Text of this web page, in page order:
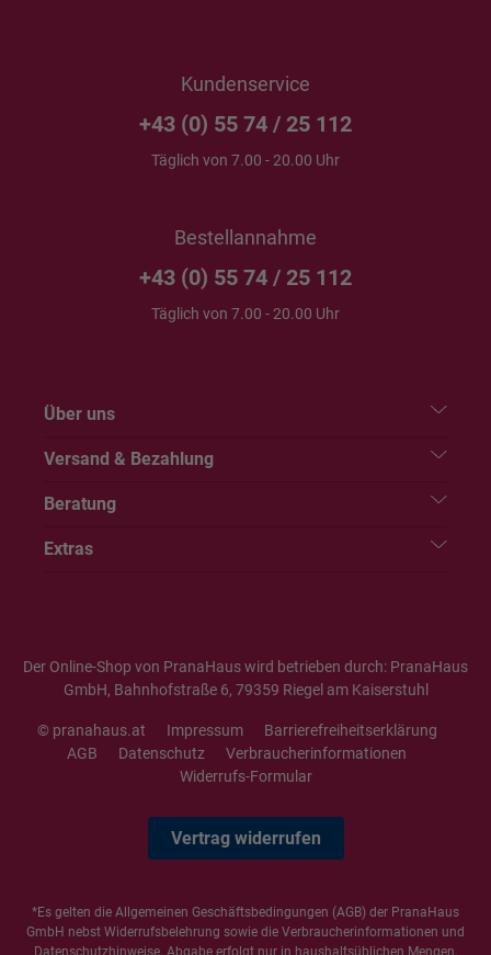
Kundenservice
+43 (0) 55 74 / 25 112
Täglich von 7.00 - 20.00 Uhr
Bestellannahme
+43 (0) 55 74 / 25 112
Täglich von 7.00 - 20.00 Uhr
Über uns
Versand & Bezahlung
Beratung
Extras
Der Online-Shop von PranaHaus wird betrieben durch: PranaHaus
GmbH, Bahnhofstraße 6, 79359 Riegel am Kaiserstuhl
© pranahaus.at Impressum
Barrierefreiheitserklärung
AGB
Datenschutz
Verbraucherinformationen
Widerrufs-Formular
Vertrag widerrufen
*Es gelten die Allgemeinen Geschäftsbedingungen (AGB) der PranaHaus
GmbH nebst Widerrufsbelehrung sowie die Verbraucherinformationen und
Datenschutzhinweise . Abgabe erfolgt nur in haushaltsüblichen Mengen,